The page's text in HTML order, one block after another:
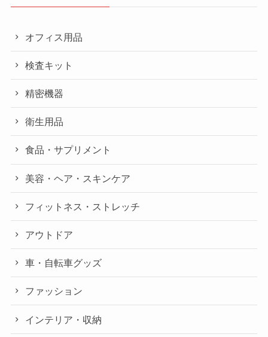
オフィス用品
検査キット
精密機器
衛生用品
食品・サプリメント
美容・ヘア・スキンケア
フィットネス・ストレッチ
アウトドア
車・自転車グッズ
ファッション
インテリア・収納